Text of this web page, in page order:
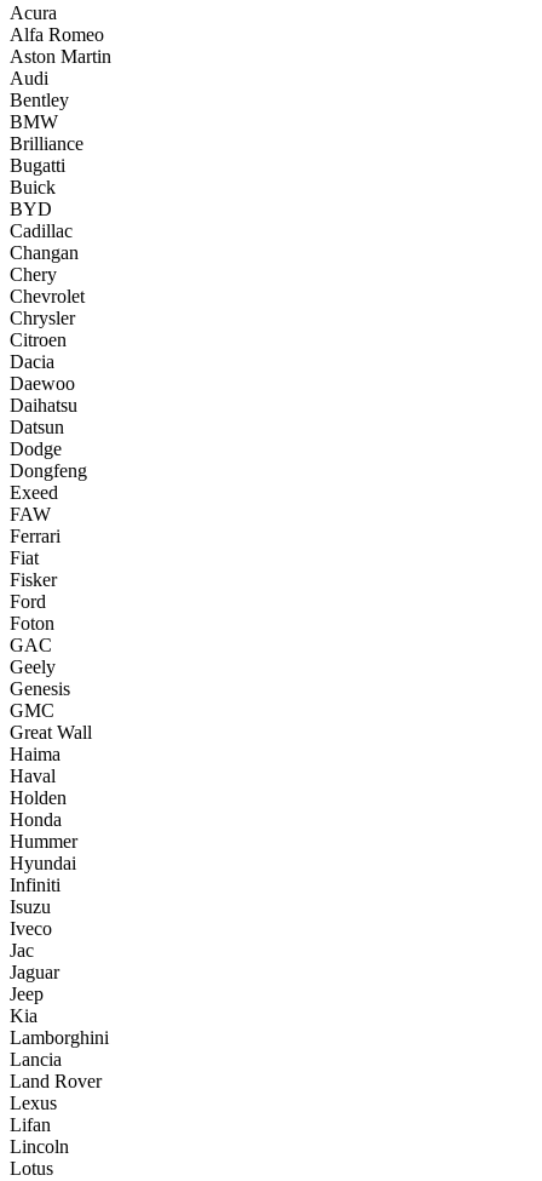
Acura
Alfa Romeo
Aston Martin
Audi
Bentley
BMW
Brilliance
Bugatti
Buick
BYD
Cadillac
Changan
Chery
Chevrolet
Chrysler
Citroen
Dacia
Daewoo
Daihatsu
Datsun
Dodge
Dongfeng
Exeed
FAW
Ferrari
Fiat
Fisker
Ford
Foton
GAC
Geely
Genesis
GMC
Great Wall
Haima
Haval
Holden
Honda
Hummer
Hyundai
Infiniti
Isuzu
Iveco
Jac
Jaguar
Jeep
Kia
Lamborghini
Lancia
Land Rover
Lexus
Lifan
Lincoln
Lotus